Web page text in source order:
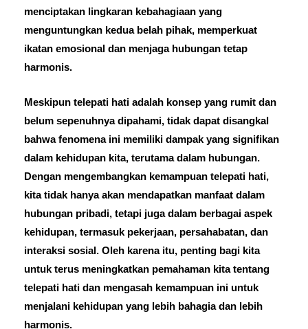
menciptakan lingkaran kebahagiaan yang
menguntungkan kedua belah pihak, memperkuat
ikatan emosional dan menjaga hubungan tetap
harmonis.
Meskipun telepati hati adalah konsep yang rumit dan
belum sepenuhnya dipahami, tidak dapat disangkal
bahwa fenomena ini memiliki dampak yang signifikan
dalam kehidupan kita, terutama dalam hubungan.
Dengan mengembangkan kemampuan telepati hati,
kita tidak hanya akan mendapatkan manfaat dalam
hubungan pribadi, tetapi juga dalam berbagai aspek
kehidupan, termasuk pekerjaan, persahabatan, dan
interaksi sosial. Oleh karena itu, penting bagi kita
untuk terus meningkatkan pemahaman kita tentang
telepati hati dan mengasah kemampuan ini untuk
menjalani kehidupan yang lebih bahagia dan lebih
harmonis.